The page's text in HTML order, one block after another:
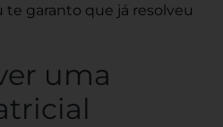
garanto que já resolveu
uma